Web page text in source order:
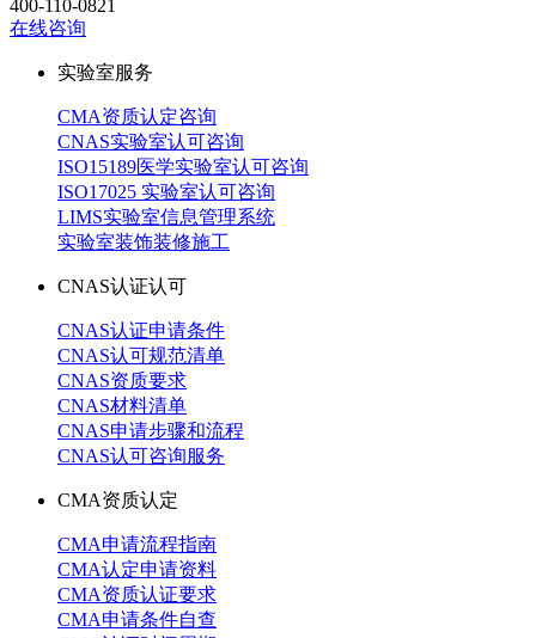
400-110-0821
在线咨询
实验室服务
CMA资质认定咨询
CNAS实验室认可咨询
ISO15189医学实验室认可咨询
ISO17025 实验室认可咨询
LIMS实验室信息管理系统
实验室装饰装修施工
CNAS认证认可
CNAS认证申请条件
CNAS认可规范清单
CNAS资质要求
CNAS材料清单
CNAS申请步骤和流程
CNAS认可咨询服务
CMA资质认定
CMA申请流程指南
CMA认定申请资料
CMA资质认证要求
CMA申请条件自查